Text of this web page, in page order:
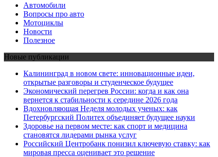
Автомобили
Вопросы про авто
Мотоциклы
Новости
Полезное
Новые публикации
Калининград в новом свете: инновационные идеи,
открытые разговоры и студенческое будущее
Экономический перегрев России: когда и как она
вернется к стабильности к середине 2026 года
Вдохновляющая Неделя молодых ученых: как
Петербургский Политех объединяет будущее науки
Здоровье на первом месте: как спорт и медицина
становятся лидерами рынка услуг
Российский Центробанк понизил ключевую ставку: как
мировая пресса оценивает это решение